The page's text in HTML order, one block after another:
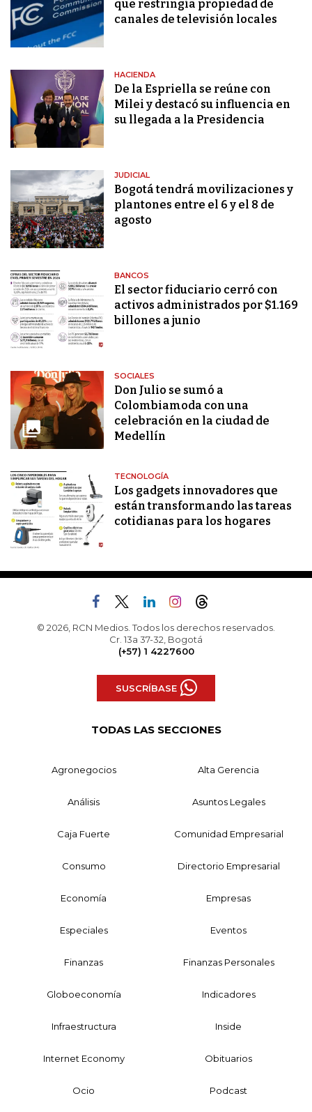
que restringía propiedad de
canales de televisión locales
HACIENDA
De la Espriella se reúne con
Milei y destacó su influencia en
su llegada a la Presidencia
JUDICIAL
Bogotá tendrá movilizaciones y
plantones entre el 6 y el 8 de
agosto
BANCOS
El sector fiduciario cerró con
activos administrados por $1.169
billones a junio
SOCIALES
Don Julio se sumó a
Colombiamoda con una
celebración en la ciudad de
Medellín
TECNOLOGÍA
Los gadgets innovadores que
están transformando las tareas
cotidianas para los hogares
© 2026, RCN Medios. Todos los derechos reservados.
Cr. 13a 37-32, Bogotá
(+57) 1 4227600
SUSCRÍBASE
TODAS LAS SECCIONES
Agronegocios Alta Gerencia
Análisis Asuntos Legales
Caja Fuerte Comunidad Empresarial
Consumo Directorio Empresarial
Economía Empresas
Especiales Eventos
Finanzas Finanzas Personales
Globoeconomía Indicadores
Infraestructura Inside
Internet Economy Obituarios
Ocio Podcast